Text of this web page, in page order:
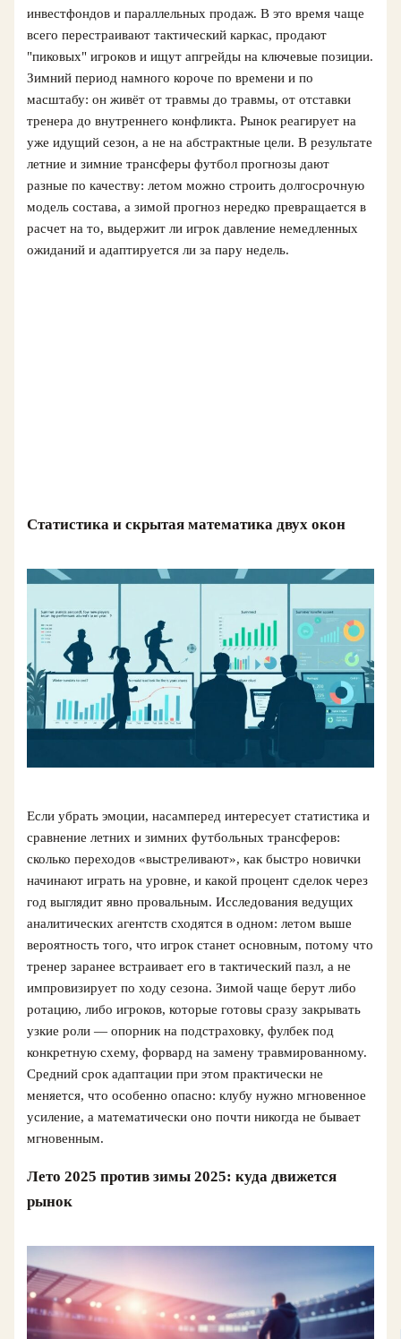
инвестфондов и параллельных продаж. В это время чаще
всего перестраивают тактический каркас, продают
"пиковых" игроков и ищут апгрейды на ключевые позиции.
Зимний период намного короче по времени и по
масштабу: он живёт от травмы до травмы, от отставки
тренера до внутреннего конфликта. Рынок реагирует на
уже идущий сезон, а не на абстрактные цели. В результате
летние и зимние трансферы футбол прогнозы дают
разные по качеству: летом можно строить долгосрочную
модель состава, а зимой прогноз нередко превращается в
расчет на то, выдержит ли игрок давление немедленных
ожиданий и адаптируется ли за пару недель.
Статистика и скрытая математика двух окон
Если убрать эмоции, насамперед интересует статистика и
сравнение летних и зимних футбольных трансферов:
сколько переходов «выстреливают», как быстро новички
начинают играть на уровне, и какой процент сделок через
год выглядит явно провальным. Исследования ведущих
аналитических агентств сходятся в одном: летом выше
вероятность того, что игрок станет основным, потому что
тренер заранее встраивает его в тактический пазл, а не
импровизирует по ходу сезона. Зимой чаще берут либо
ротацию, либо игроков, которые готовы сразу закрывать
узкие роли — опорник на подстраховку, фулбек под
конкретную схему, форвард на замену травмированному.
Средний срок адаптации при этом практически не
меняется, что особенно опасно: клубу нужно мгновенное
усиление, а математически оно почти никогда не бывает
мгновенным.
Лето 2025 против зимы 2025: куда движется
рынок